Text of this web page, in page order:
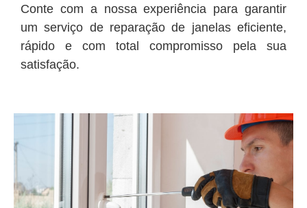
Conte com a nossa experiência para garantir
um serviço de reparação de janelas eficiente,
rápido e com total compromisso pela sua
satisfação.